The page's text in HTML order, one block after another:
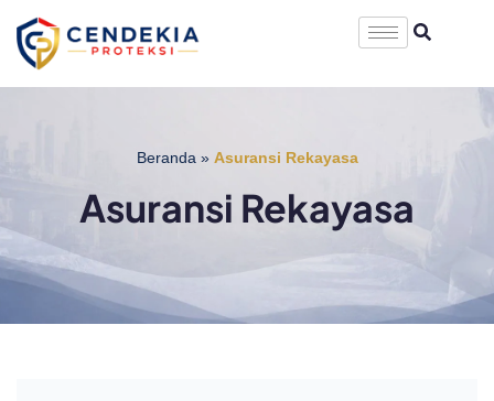
Beranda » Asuransi Rekayasa
Asuransi Rekayasa